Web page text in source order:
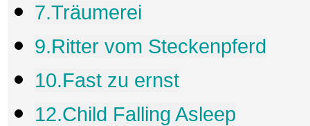
7.Träumerei
9.Ritter vom Steckenpferd
10.Fast zu ernst
12.Child Falling Asleep